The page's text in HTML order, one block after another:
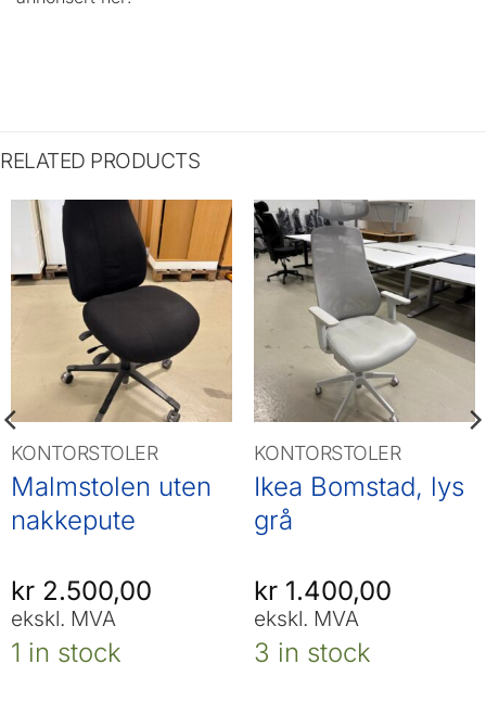
RELATED PRODUCTS
KONTORSTOLER
Malmstolen uten
nakkepute
kr2.500,00
ekskl. MVA
1 in stock
KONTORSTOLER
Ikea Bomstad, lys
grå
kr1.400,00
ekskl. MVA
3 in stock